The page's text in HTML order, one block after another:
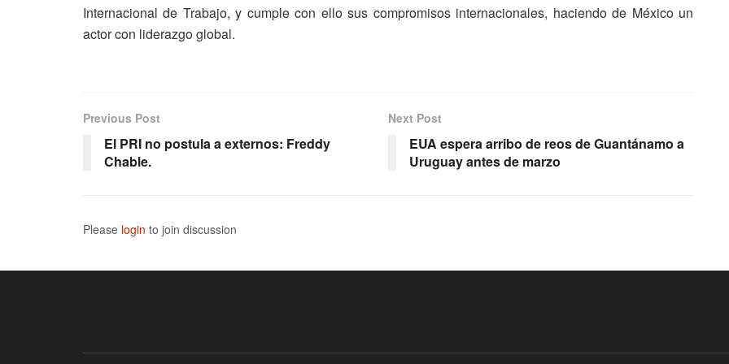
Internacional de Trabajo, y cumple con ello sus compromisos internacionales, haciendo de México un
actor con liderazgo global.
Previous Post
El PRI no postula a externos: Freddy
Chable.
Next Post
EUA espera arribo de reos de Guantánamo a
Uruguay antes de marzo
Please login to join discussion